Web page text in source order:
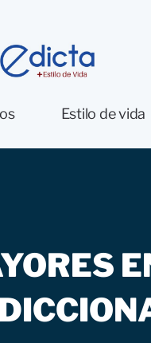
Estilo de vida